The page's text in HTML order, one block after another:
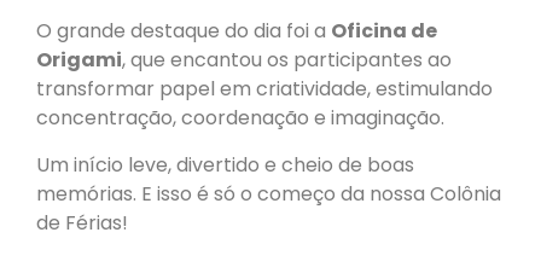
O grande destaque do dia foi a Oficina de
Origami, que encantou os participantes ao
transformar papel em criatividade, estimulando
concentração, coordenação e imaginação.
Um início leve, divertido e cheio de boas
memórias. E isso é só o começo da nossa Colônia
de Férias!